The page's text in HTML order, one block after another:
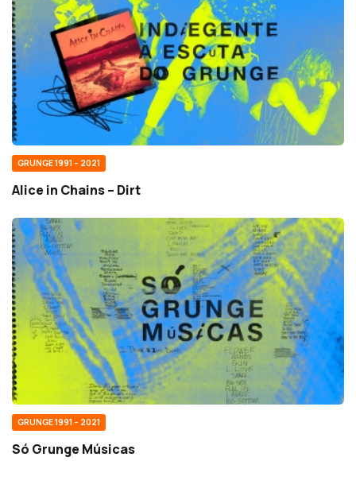
GRUNGE 1991 – 2021
Alice in Chains – Dirt
GRUNGE 1991 – 2021
Só Grunge Músicas